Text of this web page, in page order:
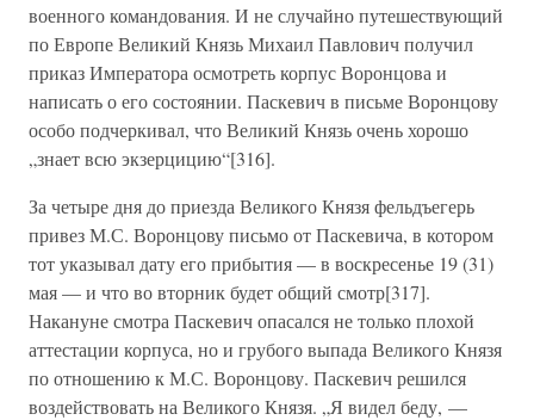
военного командования. И не случайно путешествующий
по Европе Великий Князь Михаил Павлович получил
приказ Императора осмотреть корпус Воронцова и
написать о его состоянии. Паскевич в письме Воронцову
особо подчеркивал, что Великий Князь очень хорошо
„знает всю экзерцицию“[316].
За четыре дня до приезда Великого Князя фельдъегерь
привез М.С. Воронцову письмо от Паскевича, в котором
тот указывал дату его прибытия — в воскресенье 19 (31)
мая — и что во вторник будет общий смотр[317].
Накануне смотра Паскевич опасался не только плохой
аттестации корпуса, но и грубого выпада Великого Князя
по отношению к М.С. Воронцову. Паскевич решился
воздействовать на Великого Князя. „Я видел беду, —